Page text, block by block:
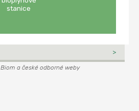
stanice
Biom a české odborné weby